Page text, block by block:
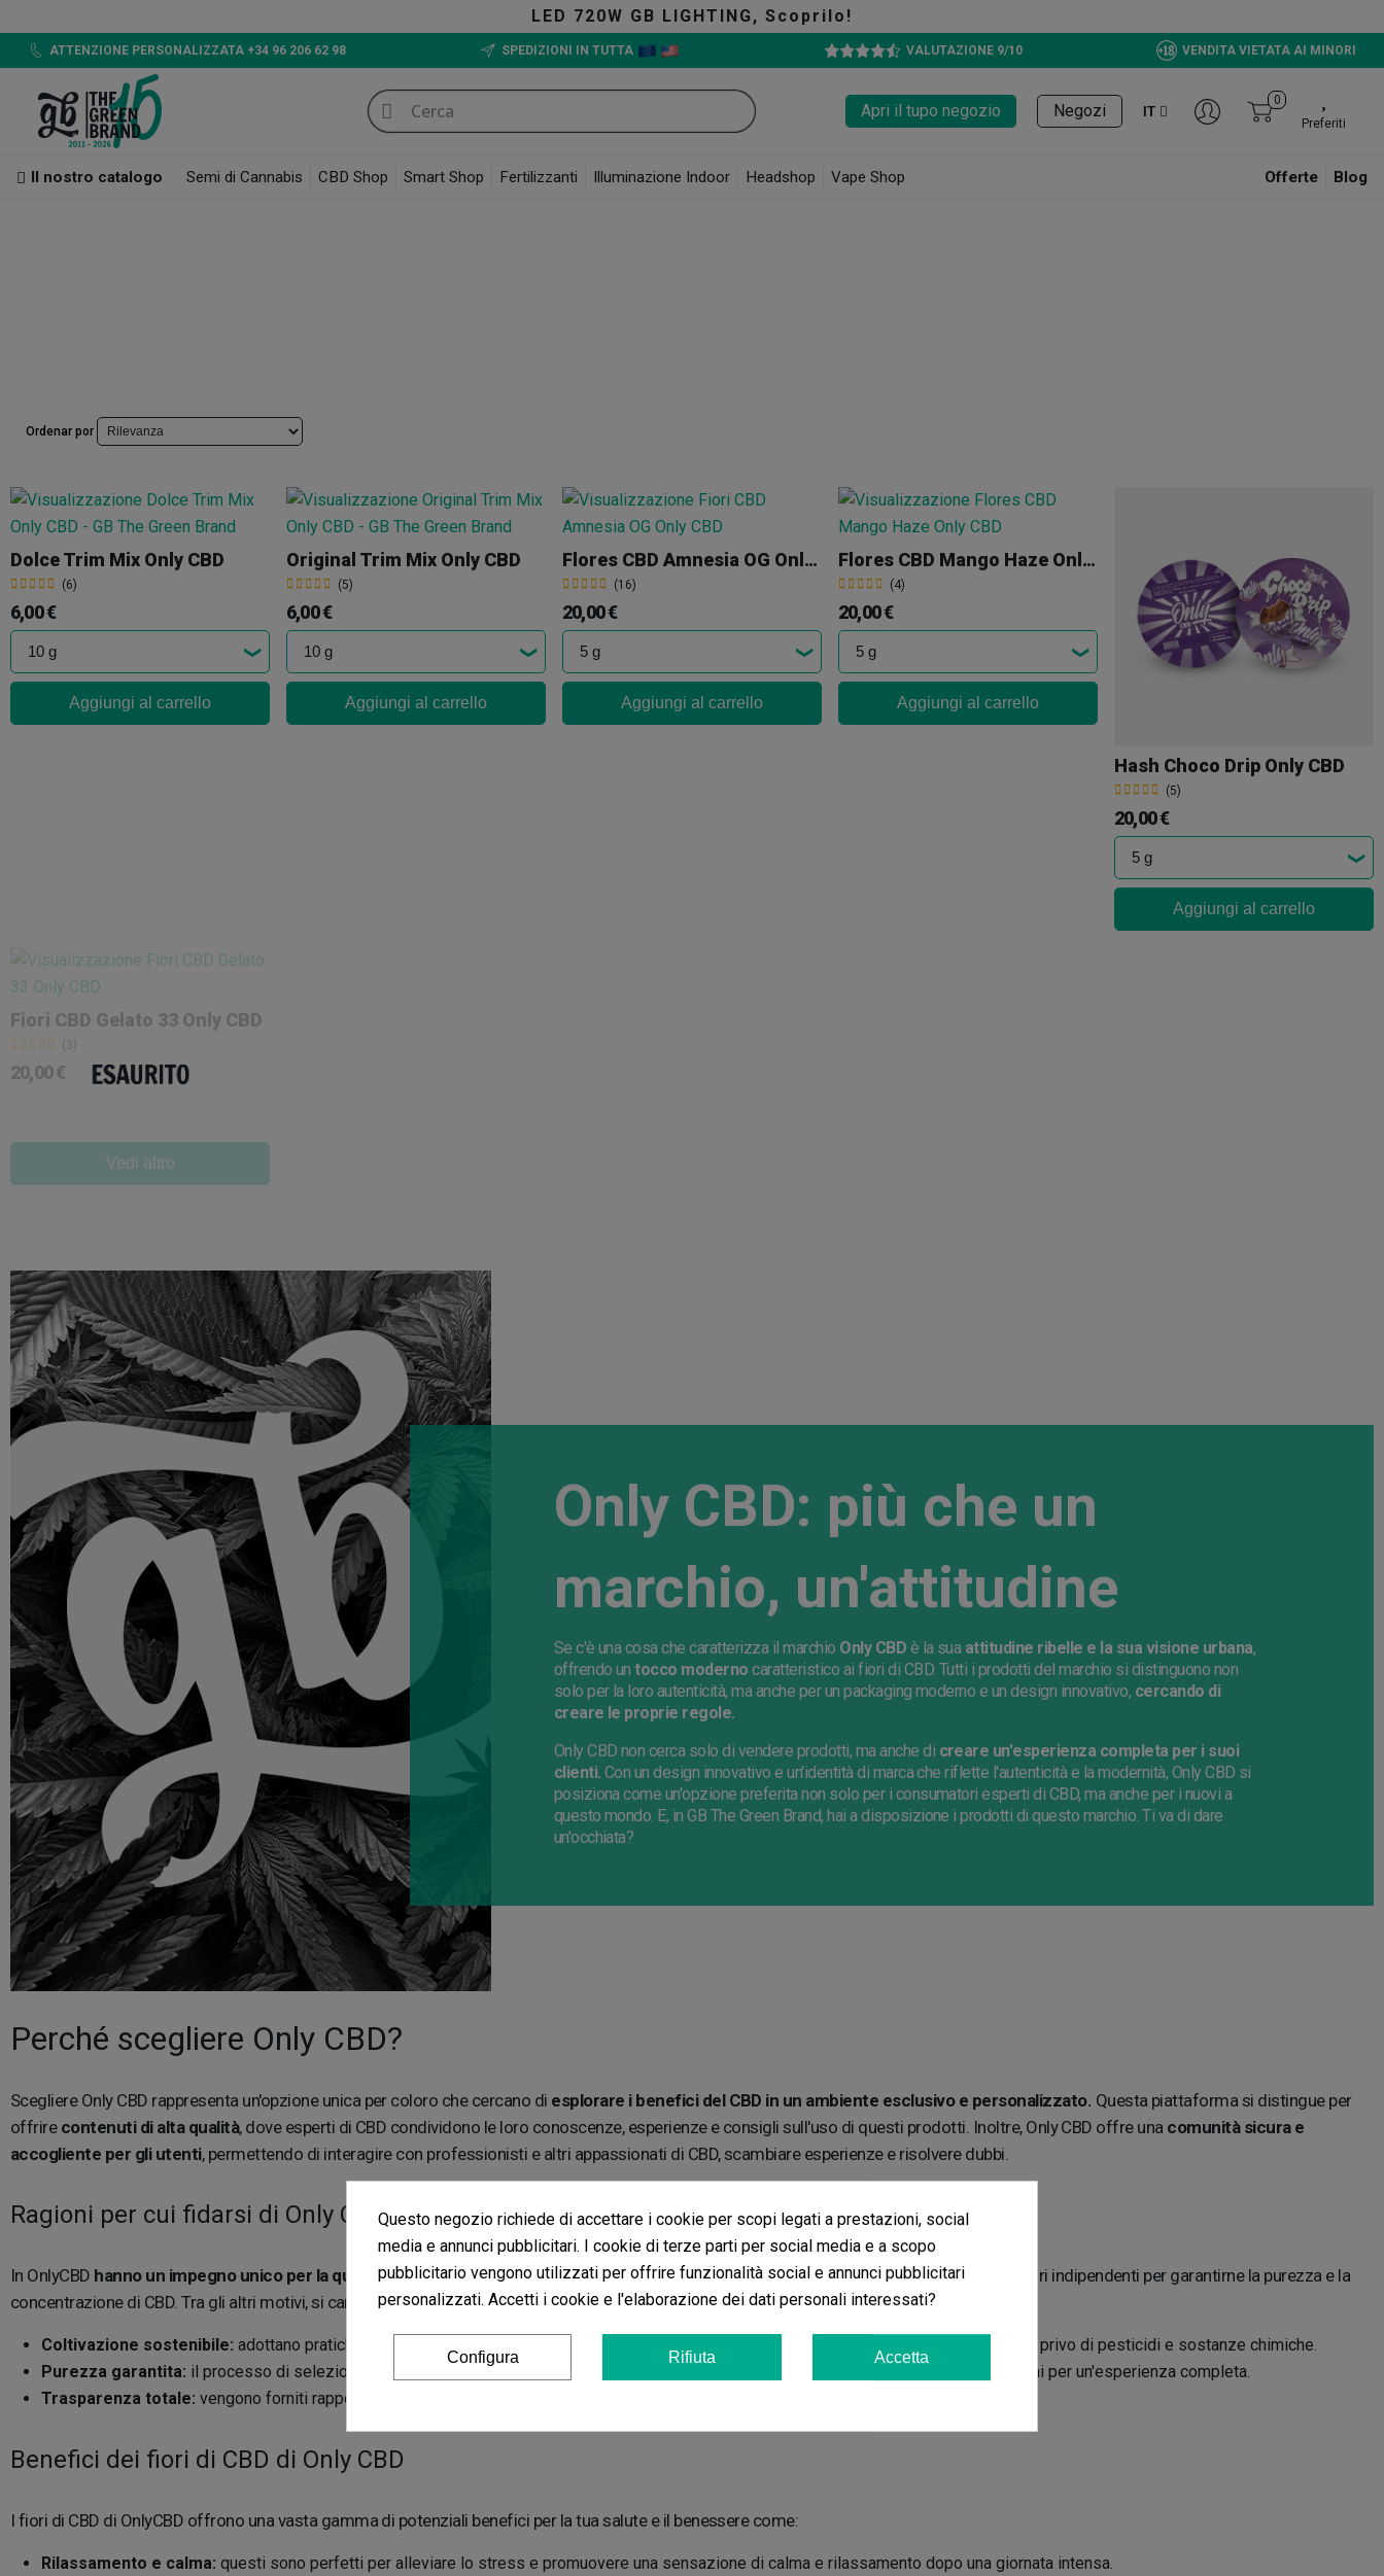
LED 720W GB LIGHTING, Scoprilo!
ATTENZIONE PERSONALIZZATA +34 96 206 62 98 SPEDIZIONI IN TUTTA VALUTAZIONE 9/10 VENDITA VIETATA AI MINORI
Apri il tupo negozio Negozi IT
0
Preferiti
Il nostro catalogo Semi di Cannabis CBD Shop Smart Shop Fertilizzanti Illuminazione Indoor Headshop Vape Shop Offerte Blog
Ordenar por
Dolce Trim Mix Only CBD
(6)
6,00 €
Aggiungi al carrello
Original Trim Mix Only CBD
(5)
6,00 €
Aggiungi al carrello
Flores CBD Amnesia OG Only CBD
(16)
20,00 €
Aggiungi al carrello
Flores CBD Mango Haze Only CBD
(4)
20,00 €
Aggiungi al carrello
Hash Choco Drip Only CBD
(5)
20,00 €
Aggiungi al carrello
Fiori CBD Gelato 33 Only CBD
(3)
20,00 €
Vedi altro
Only CBD: più che un
marchio, un'attitudine
Se c'è una cosa che caratterizza il marchio Only CBD è la sua attitudine ribelle e la sua visione urbana,
offrendo un tocco moderno caratteristico ai fiori di CBD. Tutti i prodotti del marchio si distinguono non
solo per la loro autenticità, ma anche per un packaging moderno e un design innovativo, cercando di
creare le proprie regole.
Only CBD non cerca solo di vendere prodotti, ma anche di creare un'esperienza completa per i suoi
clienti. Con un design innovativo e un'identità di marca che riflette l'autenticità e la modernità, Only CBD si
posiziona come un'opzione preferita non solo per i consumatori esperti di CBD, ma anche per i nuovi a
questo mondo. E, in GB The Green Brand, hai a disposizione i prodotti di questo marchio. Ti va di dare
un'occhiata?
Perché scegliere Only CBD?
Scegliere Only CBD rappresenta un'opzione unica per coloro che cercano di esplorare i benefici del CBD in un ambiente esclusivo e personalizzato. Questa piattaforma si distingue per
offrire contenuti di alta qualità, dove esperti di CBD condividono le loro conoscenze, esperienze e consigli sull'uso di questi prodotti. Inoltre, Only CBD offre una comunità sicura e
accogliente per gli utenti, permettendo di interagire con professionisti e altri appassionati di CBD, scambiare esperienze e risolvere dubbi.
Ragioni per cui fidarsi di Only CBD
In OnlyCBD hanno un impegno unico per la qualitàe la trasparenza. Ogni fiore di CBD è stato accuratamente selezionato e testato in laboratori indipendenti per garantirne la purezza e la
concentrazione di CBD. Tra gli altri motivi, si caratterizzano per:
Coltivazione sostenibile: adottano pratiche di coltivazione biologica e sostenibile, rispettando l'ambiente e garantendo un prodotto finale privo di pesticidi e sostanze chimiche.
Purezza garantita: il processo di selezione garantisce che solo i migliori fiori di CBD ricchi di cannabinoidi e terpeni arrivino nelle tue mani per un'esperienza completa.
Trasparenza totale: vengono forniti rapporti di laboratorio dettagliati per ogni prodotto, garantendone la qualità e il contenuto di CBD.
Benefici dei fiori di CBD di Only CBD
I fiori di CBD di OnlyCBD offrono una vasta gamma di potenziali benefici per la tua salute e il benessere come:
Rilassamento e calma: questi sono perfetti per alleviare lo stress e promuovere una sensazione di calma e rilassamento dopo una giornata intensa.
Questo negozio richiede di accettare i cookie per scopi legati a prestazioni, social
media e annunci pubblicitari. I cookie di terze parti per social media e a scopo
pubblicitario vengono utilizzati per offrire funzionalità social e annunci pubblicitari
personalizzati. Accetti i cookie e l'elaborazione dei dati personali interessati?
Configura Rifiuta Accetta